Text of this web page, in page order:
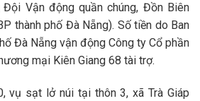
Vận động quần chúng, Đồn Biên
thành phố Đà Nẵng). Số tiền do Ban
Đà Nẵng vận động Công ty Cổ phần
mại Kiên Giang 68 tài trợ.
vụ sạt lở núi tại thôn 3, xã Trà Giáp